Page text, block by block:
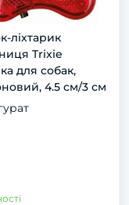
ліхтарик
Trixie
для собак,
4.5 см/3 см